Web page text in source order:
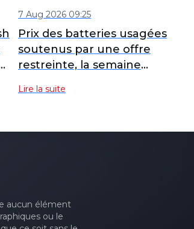
7 Aug 2026 09:25
Prix des batteries usagées
soutenus par une offre
restreinte, la semaine
l'évolution du sentiment
Lire la suite
aucun élément
ou le